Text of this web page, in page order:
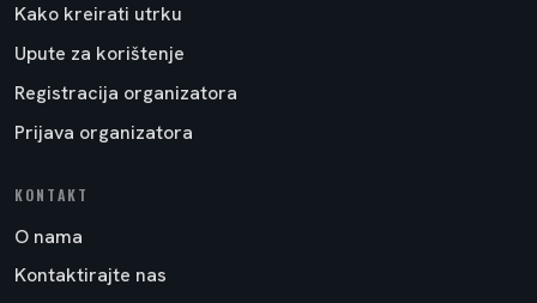
Kako kreirati utrku
Upute za korištenje
Registracija organizatora
Prijava organizatora
KONTAKT
O nama
Kontaktirajte nas